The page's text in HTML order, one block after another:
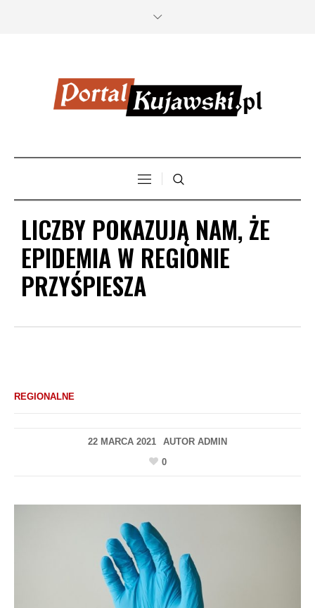
LICZBY POKAZUJĄ NAM, ŻE
EPIDEMIA W REGIONIE
PRZYŚPIESZA
REGIONALNE
22 MARCA 2021 AUTOR ADMIN
0